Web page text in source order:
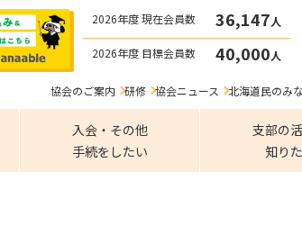
2026年度 現在会員数 36,147人
2026年度 目標会員数 40,000人
協会のご案内 研修 協会ニュース 北海道民のみ
入会・その他
手続をしたい
支部の
知り